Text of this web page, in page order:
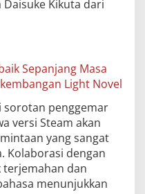
Kikuta dari
Sepanjang Masa
Light Novel
sorotan penggemar
versi Steam akan
yang sangat
Kolaborasi dengan
dan
menunjukkan